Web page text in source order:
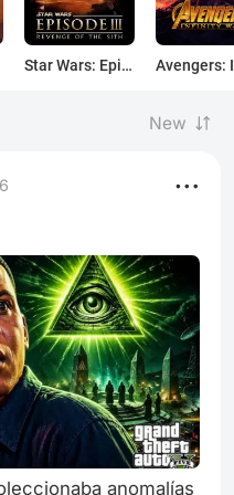
Star Wars: Episode III - Revenge of the Sith
New
anomalías